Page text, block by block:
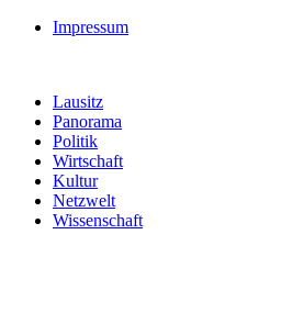
Impressum
Lausitz
Panorama
Politik
Wirtschaft
Kultur
Netzwelt
Wissenschaft